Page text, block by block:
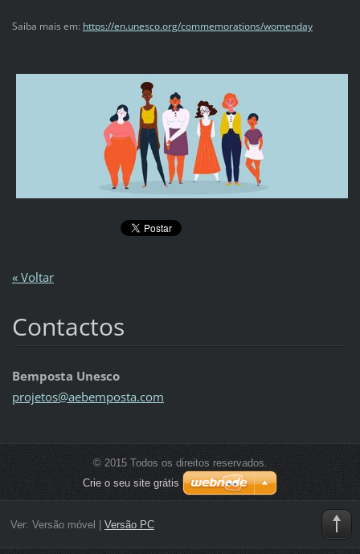
Saiba mais em: https://en.unesco.org/commemorations/womenday
« Voltar
Contactos
Bemposta Unesco
projetos@aebemposta.com
© 2015 Todos os direitos reservados.
Crie o seu site grátis
Ver: Versão móvel Versão PC